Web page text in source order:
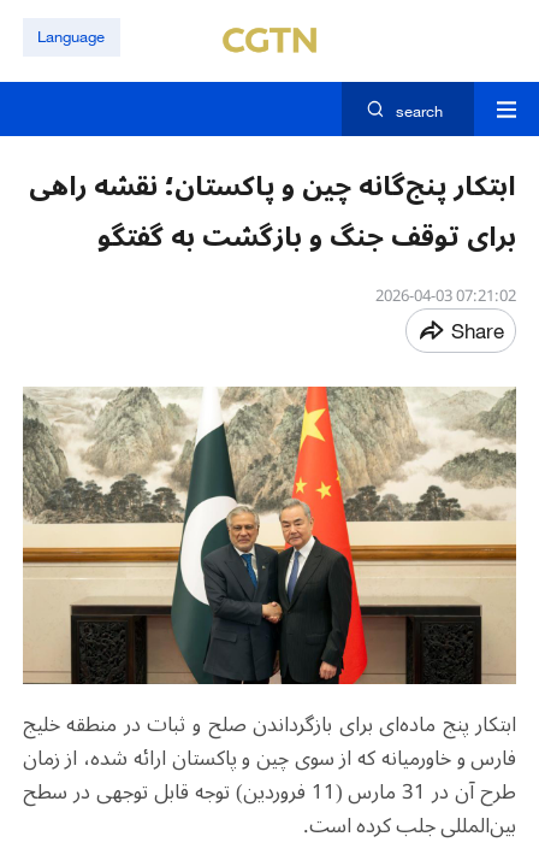
Language
search
ابتکار پنج‌گانه چین و پاکستان؛ نقشه راهی
برای توقف جنگ و بازگشت به گفتگو
07:21:02 2026-04-03
Share
ابتکار پنج ماده‌ای برای بازگرداندن صلح و ثبات در منطقه خلیج
فارس و خاورمیانه که از سوی چین و پاکستان ارائه شده، از زمان
طرح آن در 31 مارس (11 فروردین) توجه قابل توجهی در سطح
بین‌المللی جلب کرده است.